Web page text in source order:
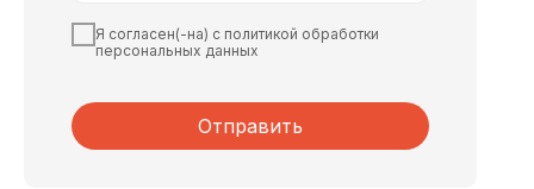
Я согласен(-на) с политикой обработки
персональных данных
Отправить